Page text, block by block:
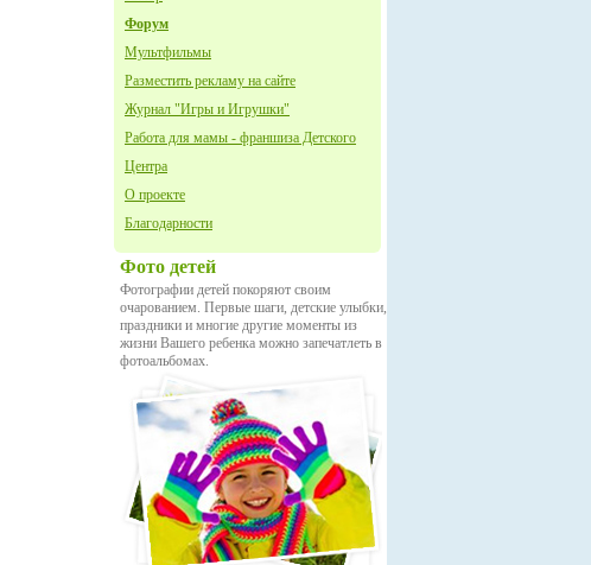
Форум
Мультфильмы
Разместить рекламу на сайте
Журнал "Игры и Игрушки"
Работа для мамы - франшиза Детского
Центра
О проекте
Благодарности
Фото детей
Фотографии детей покоряют своим
очарованием. Первые шаги, детские улыбки,
праздники и многие другие моменты из
жизни Вашего ребенка можно запечатлеть в
фотоальбомах.